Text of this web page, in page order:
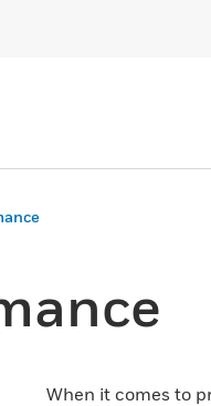
When it comes to